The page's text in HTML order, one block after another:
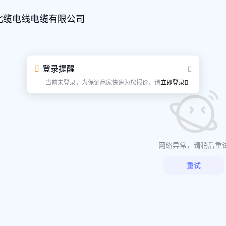
缆电线电缆有限公司
登录提醒
当前未登录，为保证商家快速为您报价，请立即登录
网络异常，请稍后重
重试